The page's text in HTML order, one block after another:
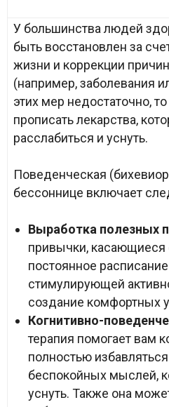
У большинства людей
быть восстановлен за
жизни и коррекции
(например, заболевания
этих мер недостаточно,
прописать лекарства,
расслабиться и уснуть.
Поведенческая
бессоннице включает
Выработка полезных
привычки, касающиеся
постоянное
стимулирующей
создание комфортных
Когнитивно-
терапия помогает вам
полностью
беспокойных мыслей,
уснуть. Также она